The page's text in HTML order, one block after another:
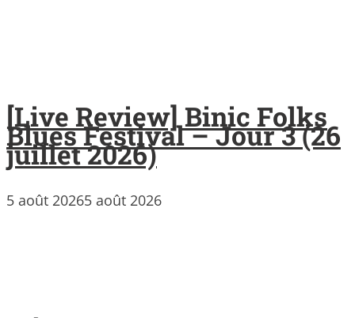
[Live Review] Binic Folks
Blues Festival – Jour 3 (26
juillet 2026)
5 août 20265 août 2026